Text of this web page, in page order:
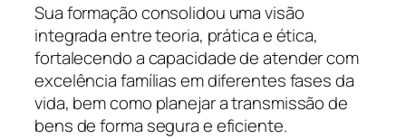
Sua formação consolidou uma visão
integrada entre teoria, prática e ética,
fortalecendo a capacidade de atender com
excelência famílias em diferentes fases da
vida, bem como planejar a transmissão de
bens de forma segura e eficiente.